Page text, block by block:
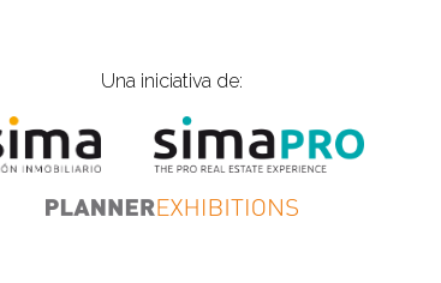
Una iniciativa de: